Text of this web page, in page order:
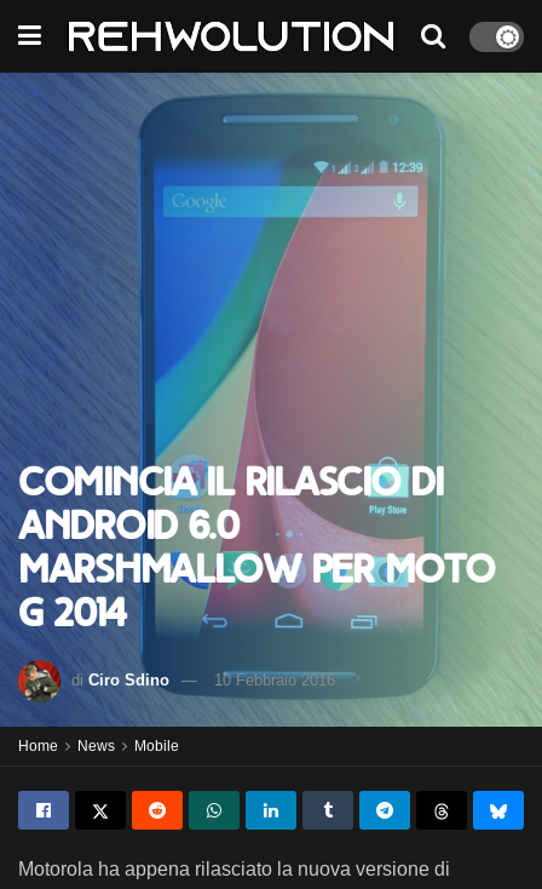
Comincia il rilascio di
Android 6.0
Marshmallow per Moto
G 2014
di Ciro Sdino 10 Febbraio 2016
Home News Mobile
Motorola ha appena rilasciato la nuova versione di